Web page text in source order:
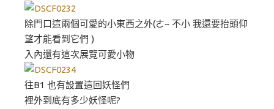
除門口這兩個可愛的小東西之外(ㄜ~ 不小 我還要抬頭仰
望才能看到它們 )
入內還有這次展覽可愛小物
往B1 也有設置這回妖怪們
裡外到底有多少妖怪呢?